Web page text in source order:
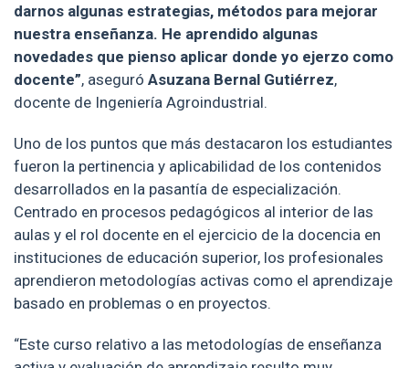
darnos algunas estrategias, métodos para mejorar
nuestra enseñanza. He aprendido algunas
novedades que pienso aplicar donde yo ejerzo como
docente”, aseguró Asuzana Bernal Gutiérrez,
docente de Ingeniería Agroindustrial.
Uno de los puntos que más destacaron los estudiantes
fueron la pertinencia y aplicabilidad de los contenidos
desarrollados en la pasantía de especialización.
Centrado en procesos pedagógicos al interior de las
aulas y el rol docente en el ejercicio de la docencia en
instituciones de educación superior, los profesionales
aprendieron metodologías activas como el aprendizaje
basado en problemas o en proyectos.
“Este curso relativo a las metodologías de enseñanza